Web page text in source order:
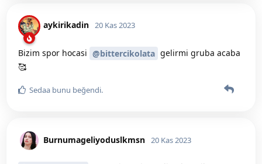
aykirikadin 20 Kas 2023
Bizim spor hocasi @bittercikolata gelirmi gruba acaba
🥰
Sedaa bunu beğendi.
Burnumageliyoduslkmsn 20 Kas 2023